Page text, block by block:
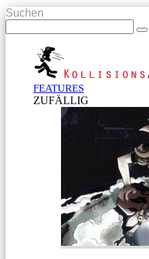
Suchen
FEATURES
ZUFÄLLIG